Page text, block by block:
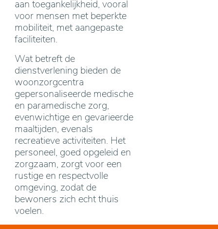
aan toegankelijkheid, vooral
voor mensen met beperkte
mobiliteit, met aangepaste
faciliteiten.
Wat betreft de
dienstverlening bieden de
woonzorgcentra
gepersonaliseerde medische
en paramedische zorg,
evenwichtige en gevarieerde
maaltijden, evenals
recreatieve activiteiten. Het
personeel, goed opgeleid en
zorgzaam, zorgt voor een
rustige en respectvolle
omgeving, zodat de
bewoners zich echt thuis
voelen.